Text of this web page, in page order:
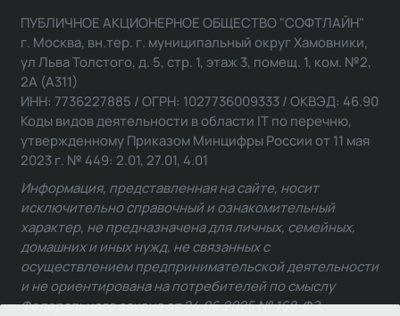
ПУБЛИЧНОЕ АКЦИОНЕРНОЕ ОБЩЕСТВО "СОФТЛАЙН"
г. Москва, вн.тер. г. муниципальный округ Хамовники,
ул Льва Толстого, д. 5, стр. 1, этаж 3, помещ. 1, ком. №2,
2А (А311)
ИНН: 7736227885 / ОГРН: 1027736009333 / ОКВЭД: 46.90
Коды видов деятельности в области IT по перечню,
утвержденному Приказом Минцифры России от 11 мая
2023 г. № 449: 2.01, 27.01, 4.01
Информация, представленная на сайте, носит
исключительно справочный и ознакомительный
характер, не предназначена для личных, семейных,
домашних и иных нужд, не связанных с
осуществлением предпринимательской деятельности
и не ориентирована на потребителей по смыслу
Федерального закона от 24.06.2025 № 168-ФЗ.